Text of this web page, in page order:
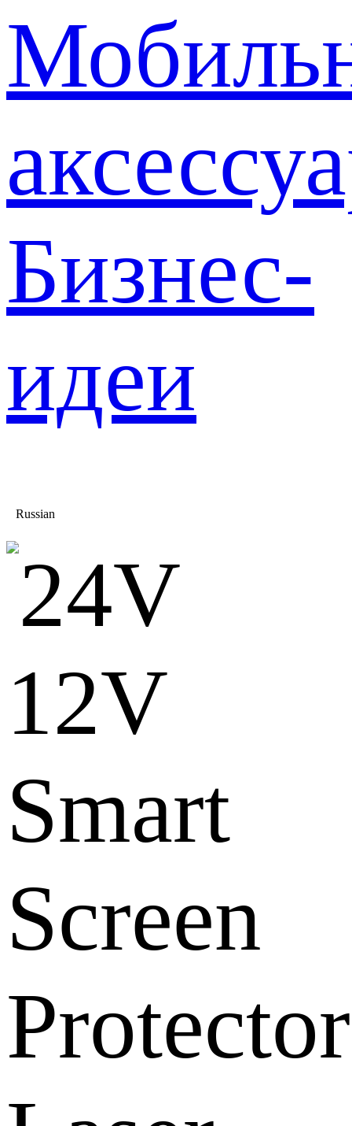
Бизнес-
идеи
Russian